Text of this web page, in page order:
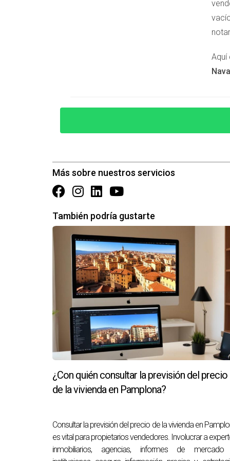
convierta en un lastre." Cuando finalmente
acumulado. Es esencial entender que cada
COSTE OCULTO DE
sin ingresos por tu propiedad es dinero
saber que su inversión está perdiendo valor
En resumen, dejar un piso o casa vacíos en
que muchos propietarios imaginan. Las
situación o necesitas ayuda para valorar los
profesionalismo en Pamplona te brindarán la
Preguntas Frecuentes
¿Cuáles son los principales
Las viviendas vacías suelen enfrentar
¿Cómo afecta la humedad a mi
La humedad puede causar daños
¿Qué sucede si ignoro las pequeñas
Ignorar pequeñas reparaciones puede llevar
¿Por qué mi propiedad pierde valor si
Una propiedad desocupada pierde atractivo
¿Qué costes ocultos debo
Aquí
Más sobre nuestros servicios
También podría gustarte
¿Con quién consultar la previsión del precio
de la vivienda en Pamplona?
Consultar la previsión del precio de la vivienda en
es vital para propietarios vendedores. Involucrar a
inmobiliarios, agencias, informes de